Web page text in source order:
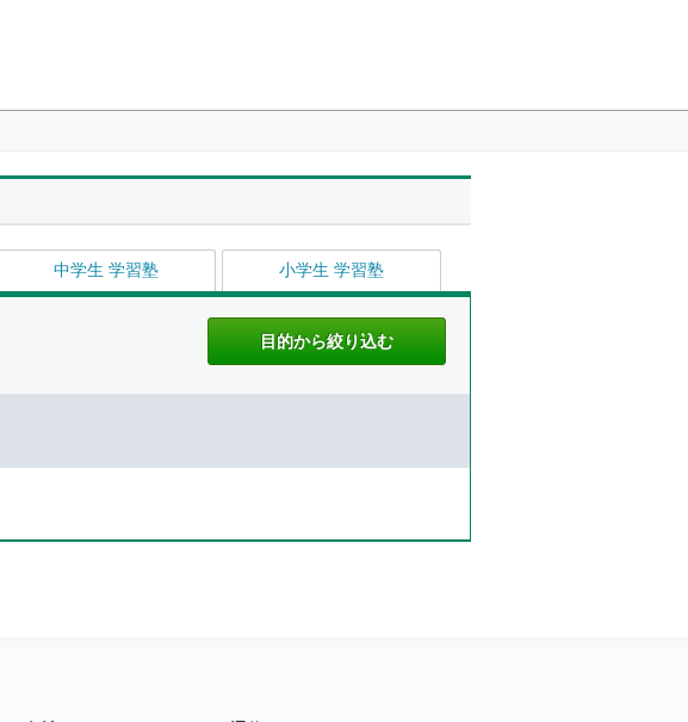
中学生 学習塾 小学生 学習塾